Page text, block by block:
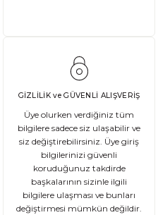
Glutensiz Yaşamın Temelleri:
DEVAMI
Ekşi Mayalı Ekmek
Ekmek ve ekmek ürünleri için
GİZLİLİK ve GÜVENLİ ALIŞVERİŞ
Üye olurken verdiğiniz tüm
bilgilere sadece siz ulaşabilir ve
siz değiştirebilirsiniz. Üye giriş
bilgilerinizi güvenli
koruduğunuz takdirde
başkalarının sizinle ilgili
bilgilere ulaşması ve bunları
değiştirmesi mümkün değildir.